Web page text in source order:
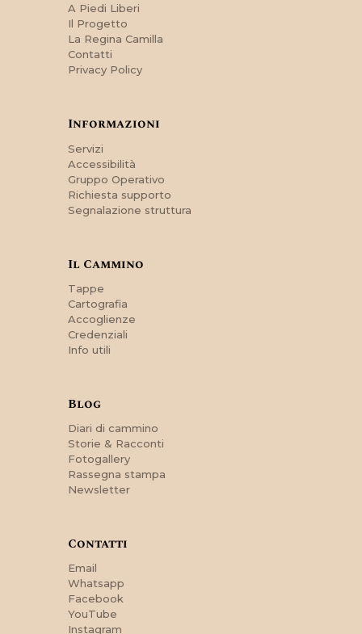
A Piedi Liberi
Il Progetto
La Regina Camilla
Contatti
Privacy Policy
Informazioni
Servizi
Accessibilità
Gruppo Operativo
Richiesta supporto
Segnalazione struttura
Il Cammino
Tappe
Cartografia
Accoglienze
Credenziali
Info utili
Blog
Diari di cammino
Storie & Racconti
Fotogallery
Rassegna stampa
Newsletter
Contatti
Email
Whatsapp
Facebook
YouTube
Instagram